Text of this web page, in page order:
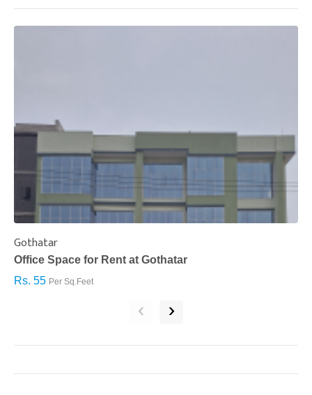
Gothatar
Office Space for Rent at Gothatar
Rs. 55 Per Sq.Feet
‹ ›